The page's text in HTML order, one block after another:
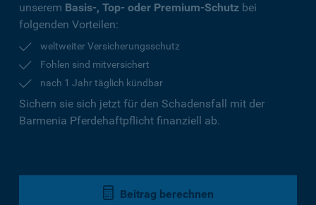
unserem Basis-, Top- oder Premium-Schutz bei
folgenden Vorteilen:
weltweiter Versicherungsschutz
Fohlen sind mitversichert
nach 1 Jahr täglich kündbar
Sichern sie sich jetzt für den Schadensfall mit der
Barmenia Pferdehaftpflicht finanziell ab.
Beitrag berechnen